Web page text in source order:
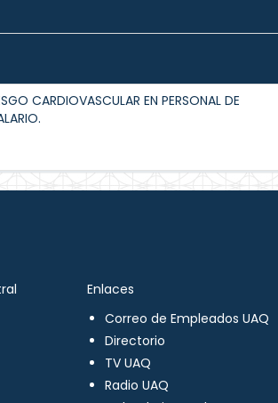
CARDIOVASCULAR EN PERSONAL DE
Enlaces
Correo de Empleados UAQ
Directorio
TV UAQ
Radio UAQ